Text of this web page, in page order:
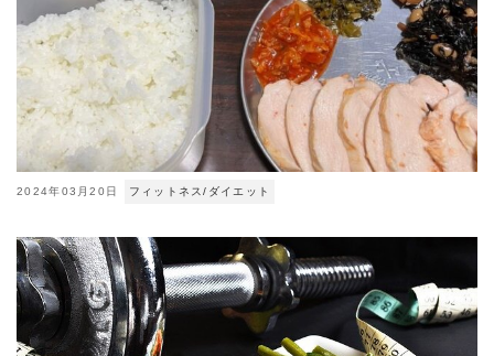
2024年03月20日 フィットネス/ダイエット